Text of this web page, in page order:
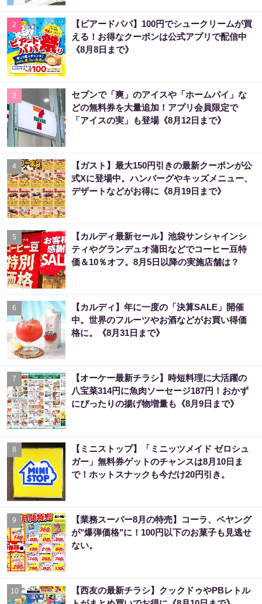
2
【ビアードパパ】100円でシュークリームが買
える！お得なクーポンは公式アプリで配信中
《8月8日まで》
3
セブンで「爽」のアイスや「ホームパイ」な
どの無料券を大量追加！アプリ会員限定で
「アイスの実」も登場《8月12日まで》
4
【ガスト】最大150円引きの最新クーポンが公
式Xに登場中。ハンバーグやキッズメニュー、
デザートなどがお得に《8月19日まで》
5
【カルディ最新セール】池袋サンシャインシ
ティやグランデュオ蒲田などでコーヒー豆特
価＆10％オフ。8月5日以降の実施店舗は？
6
【カルディ】年に一度の「決算SALE」開催
中。世界のフルーツやお酒などがお買い得価
格に。《8月31日まで》
7
【オーケー最新チラシ】時短料理に大活躍の
八宝菜314円に魚肉ソーセージ187円！おかず
にぴったりの揚げ物増量も《8月9日まで》
8
【ミニストップ】「ミニッツメイド ゼロシュ
ガー」無料券ゲットのチャンスは8月10日ま
で！ホットスナックも今だけ20円引き。
9
【業務スーパー8月の特売】コーラ、ペヤング
が"爆弾価格"に！100円以下のお菓子も見逃せ
ない。
10
【西友の最新チラシ】クックドゥやPBレトル